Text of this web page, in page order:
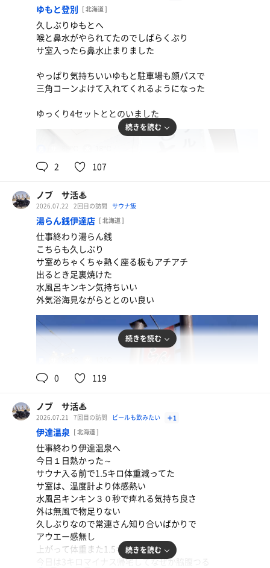
アサヒスーパードライとザバス
帰ってきて筋トレしながらカツとじ と梅干しカイワレ
サラダ作って旨し
水
ゆもと登別 [ 北海道 ]
久しぶりゆもとへ
喉と鼻水がやられてたのでしばらくぶり
サ室入ったら鼻水止まりました
やっぱり気持ちいいゆもと駐車場も顔パスで
三角コーンよけて入れてくれるようになった
ゆっくり4セットととのいました
刺身
週末は、刺身食べたくなる
アサヒスーパードライ
水
続きを読む
2 107
ノブ サ活♨
2026.07.22 2回目の訪問 サウナ飯
湯らん銭伊達店 [ 北海道 ]
仕事終わり湯らん銭
こちらも久しぶり
サ室めちゃくちゃ熱く座る板もアチアチ
出るとき足裏焼けた
水風呂キンキン気持ちいい
外気浴海見ながらととのい良い
続きを読む
0 119
ノブ サ活♨
2026.07.21 7回目の訪問 ビールも飲みたい ＋1
伊達温泉 [ 北海道 ]
仕事終わり伊達温泉へ
今日１日熱かった～
サウナ入る前で1.5キロ体重減ってた
サ室は、温度計より体感熱い
水風呂キンキン３０秒で痺れる気持ち良さ
外は無風で物足りない
久しぶりなので常連さん知り合いばかりで
アウエー感無し
上がって体重また1.5キロ減
今日は3キロマイナス帰宅してなぜか脇腹つる
続きを読む